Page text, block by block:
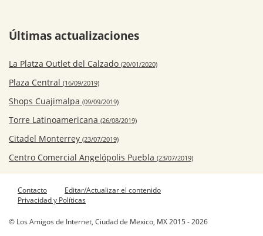
Últimas actualizaciones
La Platza Outlet del Calzado (20/01/2020)
Plaza Central (16/09/2019)
Shops Cuajimalpa (09/09/2019)
Torre Latinoamericana (26/08/2019)
Citadel Monterrey (23/07/2019)
Centro Comercial Angelópolis Puebla (23/07/2019)
Contacto
Editar/Actualizar el contenido
Privacidad y Políticas
© Los Amigos de Internet, Ciudad de Mexico, MX 2015 - 2026